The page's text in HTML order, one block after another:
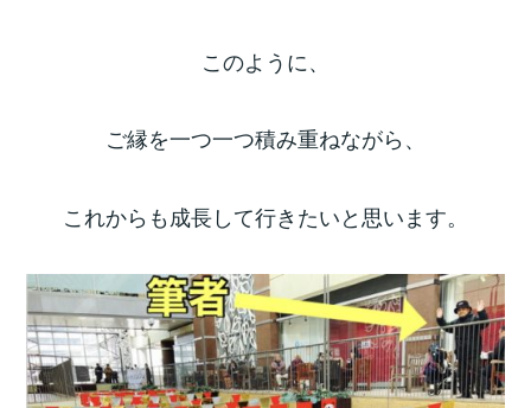
このように、
ご縁を一つ一つ積み重ねながら、
これからも成長して行きたいと思います。